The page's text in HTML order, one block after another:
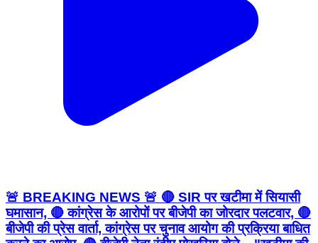
🚨 BREAKING NEWS 🚨 🔴 SIR पर खटीमा में सियासी
घमासान, 🔴 कांग्रेस के आरोपों पर बीजेपी का जोरदार पलटवार, 🔴
बीजेपी की प्रेस वार्ता, कांग्रेस पर चुनाव आयोग की प्रक्रिया बाधित